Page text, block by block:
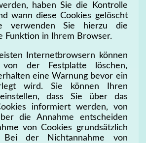
haben Sie die Kontrolle
wann diese Cookies gelöscht
verwenden Sie hierzu die
Funktion in Ihrem Browser.
Internetbrowsern können
der Festplatte löschen,
eine Warnung bevor ein
wird. Sie können Ihren
dass Sie über das
informiert werden, von
die Annahme entscheiden
von Cookies grundsätzlich
Bei der Nichtannahme von